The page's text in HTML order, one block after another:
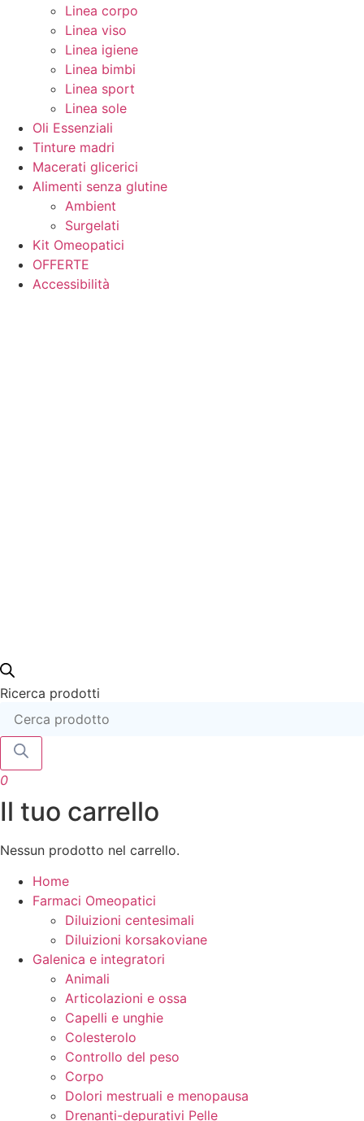
Linea corpo
Linea viso
Linea igiene
Linea bimbi
Linea sport
Linea sole
Oli Essenziali
Tinture madri
Macerati glicerici
Alimenti senza glutine
Ambient
Surgelati
Kit Omeopatici
OFFERTE
Accessibilità
Ricerca prodotti
0
Il tuo carrello
Nessun prodotto nel carrello.
Home
Farmaci Omeopatici
Diluizioni centesimali
Diluizioni korsakoviane
Galenica e integratori
Animali
Articolazioni e ossa
Capelli e unghie
Colesterolo
Controllo del peso
Corpo
Dolori mestruali e menopausa
Drenanti-depurativi Pelle